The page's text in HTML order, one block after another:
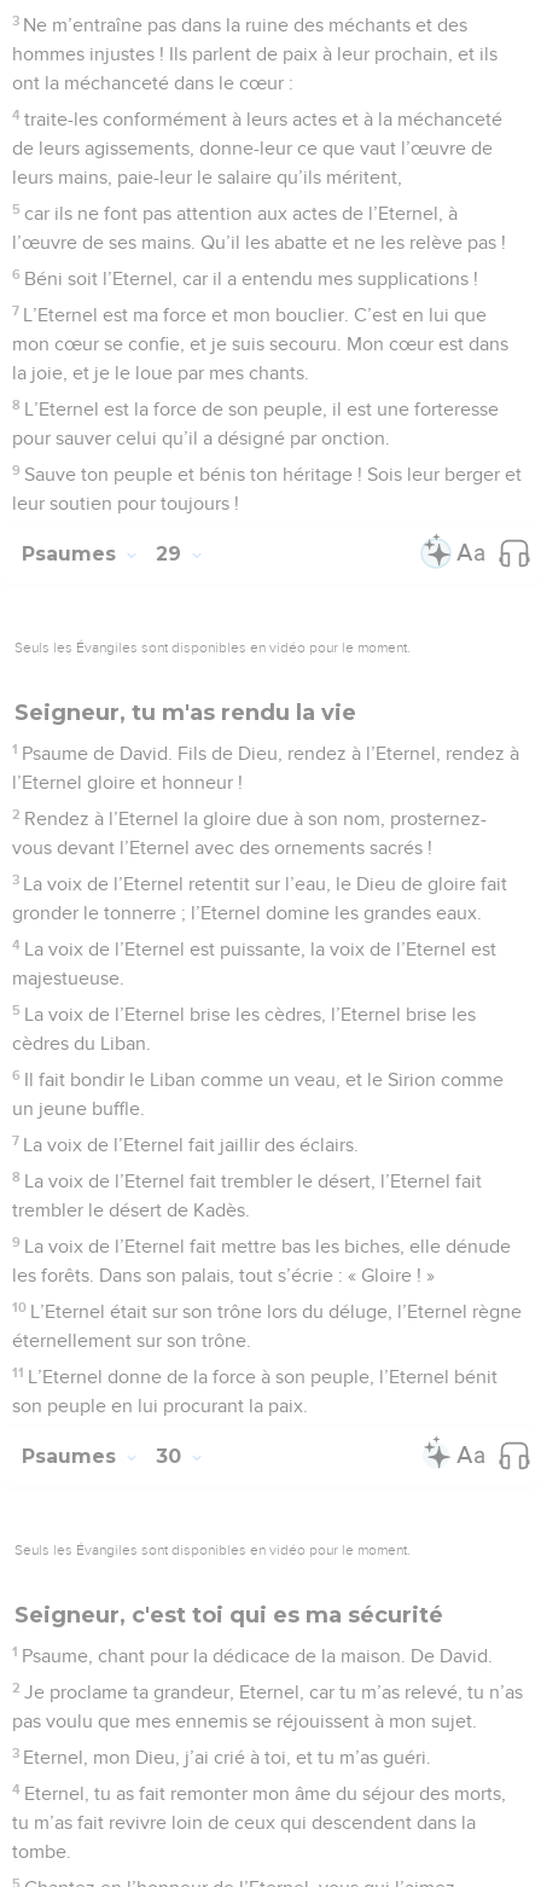
3 Ne m’entraîne pas dans la ruine des méchants et des
hommes injustes ! Ils parlent de paix à leur prochain, et ils
ont la méchanceté dans le cœur :
4 traite-les conformément à leurs actes et à la méchanceté
de leurs agissements, donne-leur ce que vaut l’œuvre de
leurs mains, paie-leur le salaire qu’ils méritent,
5 car ils ne font pas attention aux actes de l’Eternel, à
l’œuvre de ses mains. Qu’il les abatte et ne les relève pas !
6 Béni soit l’Eternel, car il a entendu mes supplications !
7 L’Eternel est ma force et mon bouclier. C’est en lui que
mon cœur se confie, et je suis secouru. Mon cœur est dans
la joie, et je le loue par mes chants.
8 L’Eternel est la force de son peuple, il est une forteresse
pour sauver celui qu’il a désigné par onction.
9 Sauve ton peuple et bénis ton héritage ! Sois leur berger et
leur soutien pour toujours !
Psaumes 29
Seuls les Évangiles sont disponibles en vidéo pour le moment.
Seigneur, tu m'as rendu la vie
1 Psaume de David. Fils de Dieu, rendez à l’Eternel, rendez à
l’Eternel gloire et honneur !
2 Rendez à l’Eternel la gloire due à son nom, prosternez-
vous devant l’Eternel avec des ornements sacrés !
3 La voix de l’Eternel retentit sur l’eau, le Dieu de gloire fait
gronder le tonnerre ; l’Eternel domine les grandes eaux.
4 La voix de l’Eternel est puissante, la voix de l’Eternel est
majestueuse.
5 La voix de l’Eternel brise les cèdres, l’Eternel brise les
cèdres du Liban.
6 Il fait bondir le Liban comme un veau, et le Sirion comme
un jeune buffle.
7 La voix de l’Eternel fait jaillir des éclairs.
8 La voix de l’Eternel fait trembler le désert, l’Eternel fait
trembler le désert de Kadès.
9 La voix de l’Eternel fait mettre bas les biches, elle dénude
les forêts. Dans son palais, tout s’écrie : « Gloire ! »
10 L’Eternel était sur son trône lors du déluge, l’Eternel règne
éternellement sur son trône.
11 L’Eternel donne de la force à son peuple, l’Eternel bénit
son peuple en lui procurant la paix.
Psaumes 30
Seuls les Évangiles sont disponibles en vidéo pour le moment.
Seigneur, c'est toi qui es ma sécurité
1 Psaume, chant pour la dédicace de la maison. De David.
2 Je proclame ta grandeur, Eternel, car tu m’as relevé, tu n’as
pas voulu que mes ennemis se réjouissent à mon sujet.
3 Eternel, mon Dieu, j’ai crié à toi, et tu m’as guéri.
4 Eternel, tu as fait remonter mon âme du séjour des morts,
tu m’as fait revivre loin de ceux qui descendent dans la
tombe.
5